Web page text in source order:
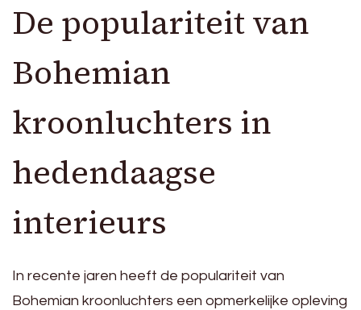
De populariteit van
Bohemian
kroonluchters in
hedendaagse
interieurs
In recente jaren heeft de populariteit van
Bohemian kroonluchters een opmerkelijke opleving